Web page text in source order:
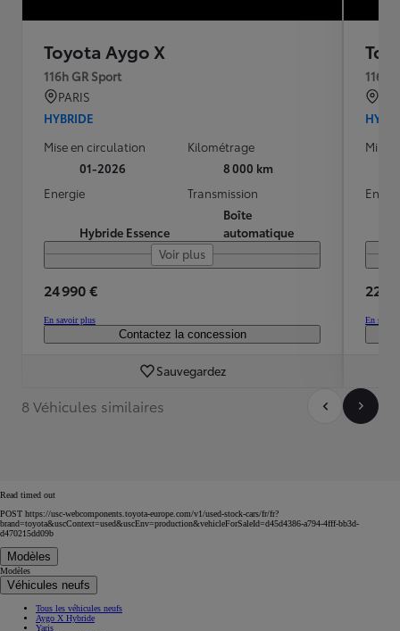
Toyota Aygo X
116h GR Sport
PARIS
HYBRIDE
Mise en circulation
01-2026
Kilométrage
8 000 km
Energie
Hybride Essence
Transmission
Boîte
automatique
Voir plus
24 990 €
En savoir plus
Contactez la concession
Sauvegardez
116h
Mise
22
En
8 Véhicules similaires
Read timed out
POST https://usc-webcomponents.toyota-europe.com/v1/used-stock-cars/fr/fr?
brand=toyota&uscContext=used&uscEnv=production&vehicleForSaleId=d45d4386-a794-4fff-bb3d-
d470215dd09b
Modèles
Modèles
Véhicules neufs
Tous les véhicules neufs
Aygo X Hybride
Yaris